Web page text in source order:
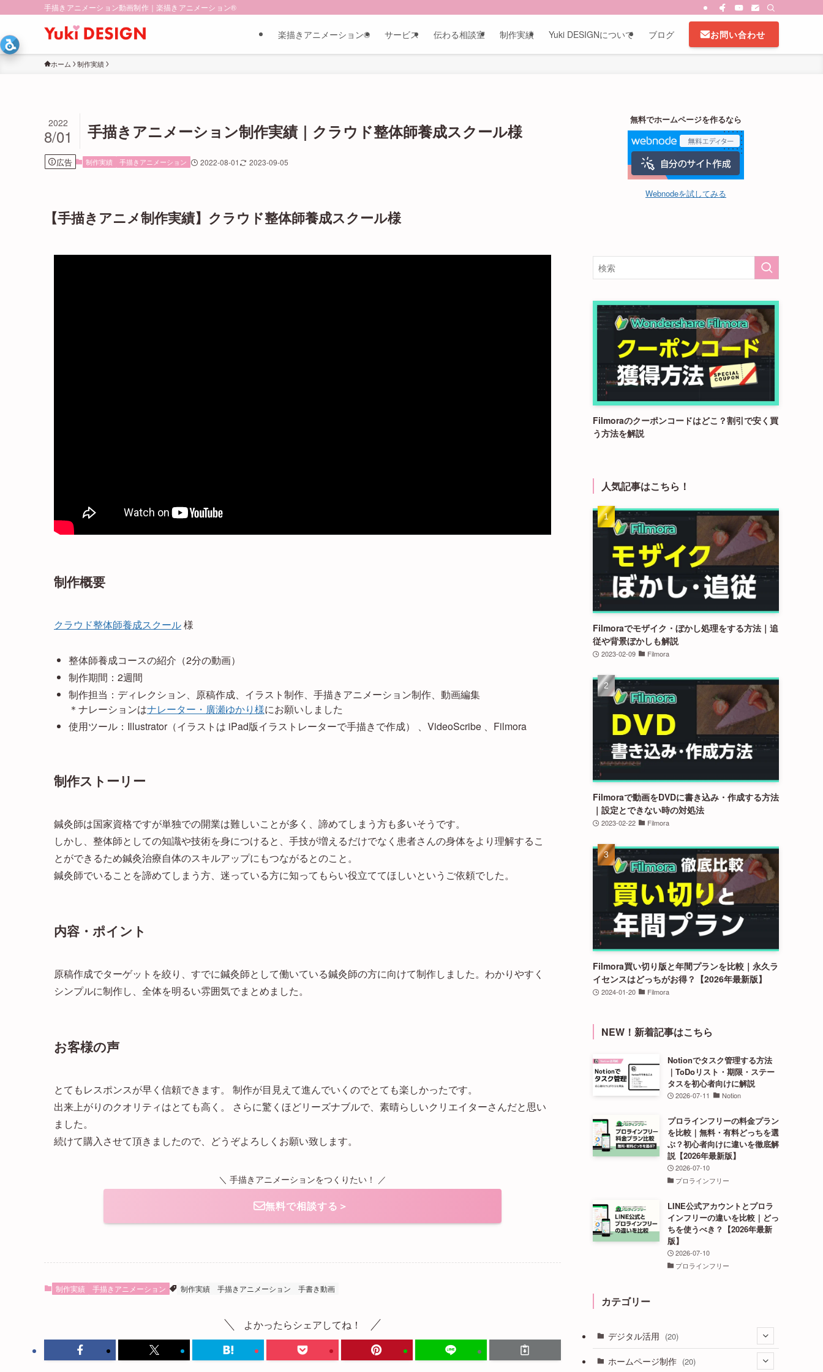
手描きアニメーション動画制作｜楽描きアニメーション®︎
楽描きアニメーション®︎ サービス 伝わる相談室 制作実績 Yuki DESIGNについて ブログ お問い合わせ
ホーム 制作実績
手描きアニメーション制作実績｜クラウド整体師養成スクール様
2022
8/01
広告 制作実績 手描きアニメーション 2022-08-01 2023-09-05
【手描きアニメ制作実績】クラウド整体師養成スクール様
制作概要
クラウド整体師養成スクール様
整体師養成コースの紹介（2分の動画）
制作期間：2週間
制作担当：ディレクション、原稿作成、イラスト制作、手描きアニメーション制作、動画編集
＊ナレーションはナレーター・廣瀬ゆかり様にお願いしました
使用ツール：Illustrator（イラストは iPad版イラストレーターで手描きで作成） 、VideoScribe 、Filmora
制作ストーリー
鍼灸師は国家資格ですが単独での開業は難しいことが多く、諦めてしまう方も多いそうです。
しかし、整体師としての知識や技術を身につけると、手技が増えるだけでなく患者さんの身体をより理解するこ
とができるため鍼灸治療自体のスキルアップにもつながるとのこと。
鍼灸師でいることを諦めてしまう方、迷っている方に知ってもらい役立ててほしいというご依頼でした。
内容・ポイント
原稿作成でターゲットを絞り、すでに鍼灸師として働いている鍼灸師の方に向けて制作しました。わかりやすく
シンプルに制作し、全体を明るい雰囲気でまとめました。
お客様の声
とてもレスポンスが早く信頼できます。 制作が目見えて進んでいくのでとても楽しかったです。
出来上がりのクオリティはとても高く。 さらに驚くほどリーズナブルで、素晴らしいクリエイターさんだと思い
ました。
続けて購入させて頂きましたので、どうぞよろしくお願い致します。
＼ 手描きアニメーションをつくりたい！ ／
無料で相談する＞
制作実績 手描きアニメーション 制作実績 手描きアニメーション 手書き動画
よかったらシェアしてね！
無料でホームページを作るなら
Webnodeを試してみる
Filmoraのクーポンコードはどこ？割引で安く買
う方法を解説
人気記事はこちら！
Filmoraでモザイク・ぼかし処理をする方法｜追
従や背景ぼかしも解説
2023-02-09 Filmora
Filmoraで動画をDVDに書き込み・作成する方法
｜設定とできない時の対処法
2023-02-22 Filmora
Filmora買い切り版と年間プランを比較｜永久ラ
イセンスはどっちがお得？【2026年最新版】
2024-01-20 Filmora
NEW！新着記事はこちら
Notionでタスク管理する方法
｜ToDoリスト・期限・ステー
タスを初心者向けに解説
2026-07-11 Notion
プロラインフリーの料金プラン
を比較｜無料・有料どっちを選
ぶ？初心者向けに違いを徹底解
説【2026年最新版】
2026-07-10
プロラインフリー
LINE公式アカウントとプロラ
インフリーの違いを比較｜どっ
ちを使うべき？【2026年最新
版】
2026-07-10
プロラインフリー
カテゴリー
デジタル活用 (20)
(3)
ホームページ制作 (20)